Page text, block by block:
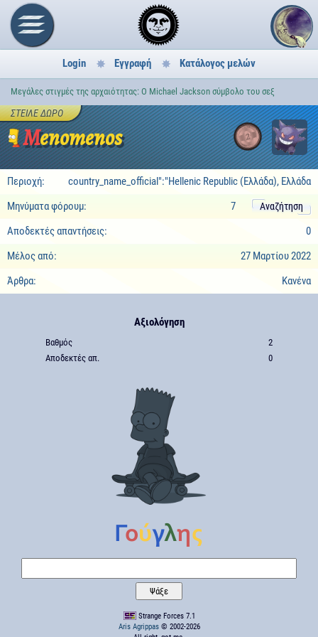
Login Εγγραφή Κατάλογος μελών
Μεγάλες στιγμές της αρχαιότητας: Ο Michael Jackson σύμβολο του σεξ
Menomenos 2
ΣΤΕΊΛΕ ΔΏΡΟ
Περιοχή:
country_name_official":"Hellenic Republic (Ελλάδα), Ελλάδα
Μηνύματα φόρουμ:
7 Αναζήτηση
Αποδεκτές απαντήσεις:
0
Μέλος από:
27 Μαρτίου 2022
Άρθρα:
Κανένα
Αξιολόγηση
Βαθμός
2
Αποδεκτές απ.
0
Strange Forces 7.1
Aris Agrippas© 2002-2026